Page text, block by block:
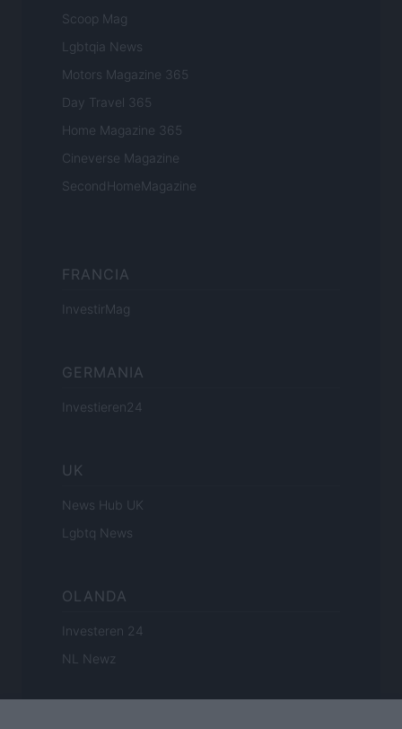
Scoop Mag
Lgbtqia News
Motors Magazine 365
Day Travel 365
Home Magazine 365
Cineverse Magazine
SecondHomeMagazine
FRANCIA
InvestirMag
GERMANIA
Investieren24
UK
News Hub UK
Lgbtq News
OLANDA
Investeren 24
NL Newz